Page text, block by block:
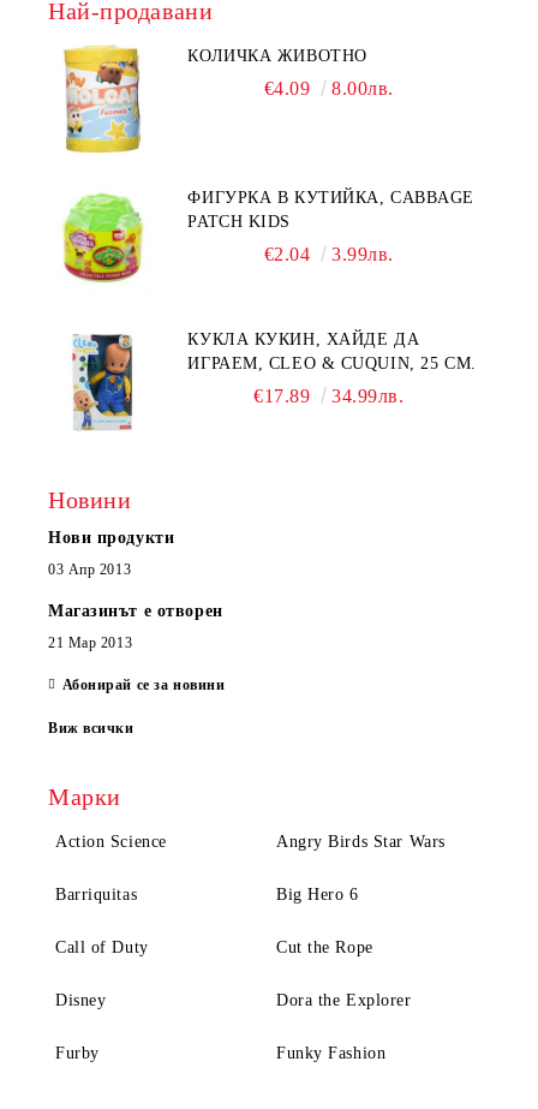
Най-продавани
КОЛИЧКА ЖИВОТНО
€4.09 8.00лв.
ФИГУРКА В КУТИЙКА, CABBAGE
PATCH KIDS
€2.04 3.99лв.
КУКЛА КУКИН, ХАЙДЕ ДА
ИГРАЕМ, CLEO & CUQUIN, 25 СМ.
€17.89 34.99лв.
Новини
Нови продукти
03 Апр 2013
Магазинът е отворен
21 Мар 2013
Абонирай се за новини
Виж всички
Марки
Action Science Angry Birds Star Wars
Barriquitas Big Hero 6
Call of Duty Cut the Rope
Disney Dora the Explorer
Furby Funky Fashion